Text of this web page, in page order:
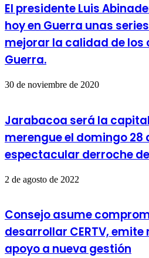
El presidente Luis
hoy en Guerra unas
mejorar la calidad de los
Guerra.
30 de noviembre de 2020
Jarabacoa será la
merengue el domingo 28
espectacular derroche
2 de agosto de 2022
Consejo asume
desarrollar CERTV,
apoyo a nueva gestión